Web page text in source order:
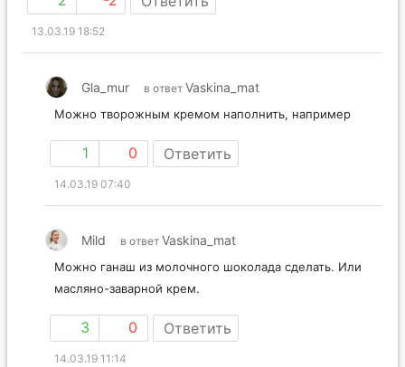
2 -2 Ответить
13.03.19 18:52
1 0 Ответить
14.03.19 07:40
Можно ганаш из молочного шоколада сделать. Или
3 0 Ответить